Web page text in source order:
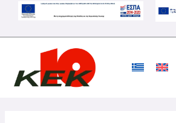
Μετάβαση
περιεχόμενο